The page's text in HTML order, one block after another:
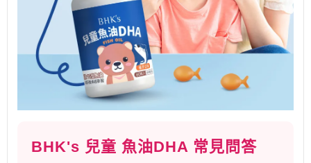
BHK's 兒童 魚油DHA 常見問答